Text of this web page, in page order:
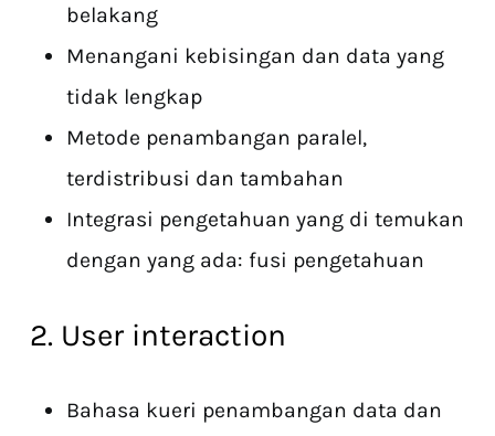
belakang
Menangani kebisingan dan data yang
tidak lengkap
Metode penambangan paralel,
terdistribusi dan tambahan
Integrasi pengetahuan yang di temukan
dengan yang ada: fusi pengetahuan
2. User interaction
Bahasa kueri penambangan data dan